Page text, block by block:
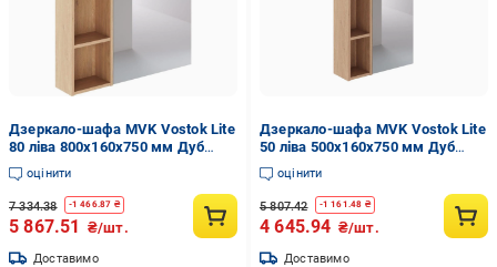
Дзеркало-шафа MVK Vostok Lite
80 ліва 800х160х750 мм Дуб
кам'яний (8103db-1)
оцінити
7 334.38 -1 466.87 ₴
5 867.51 ₴/шт.
Доставимо
Дзеркало-шафа MVK Vostok Lite
50 ліва 500х160х750 мм Дуб
кам'яний (8100db-1)
оцінити
5 807.42 -1 161.48 ₴
4 645.94 ₴/шт.
Доставимо